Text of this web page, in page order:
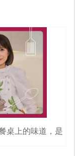
桌上的味道，是